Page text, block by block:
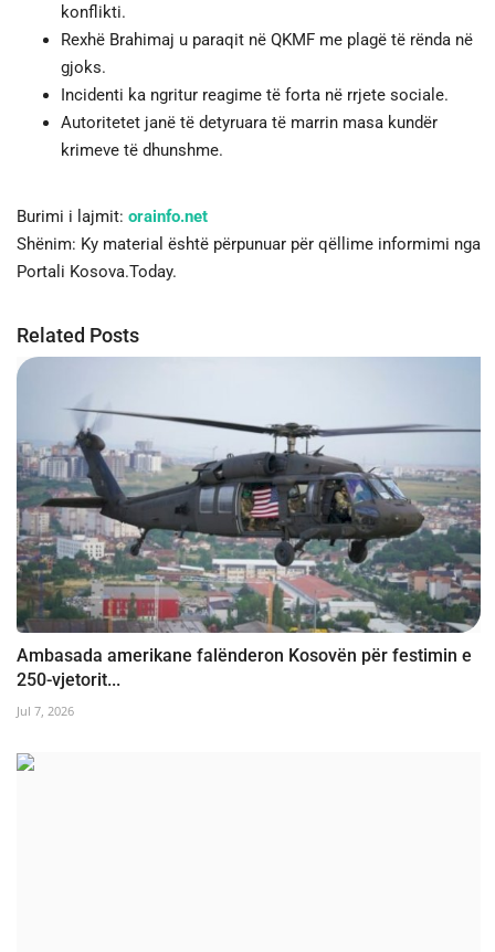
konflikti.
Rexhë Brahimaj u paraqit në QKMF me plagë të rënda në
gjoks.
Incidenti ka ngritur reagime të forta në rrjete sociale.
Autoritetet janë të detyruara të marrin masa kundër
krimeve të dhunshme.
Burimi i lajmit: orainfo.net
Shënim: Ky material është përpunuar për qëllime informimi nga
Portali Kosova.Today.
Related Posts
Ambasada amerikane falënderon Kosovën për festimin e
250-vjetorit...
Jul 7, 2026